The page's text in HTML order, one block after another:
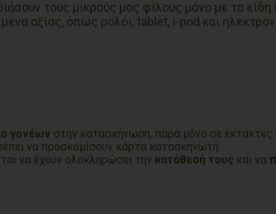
τους μικρούς μας φίλους μόνο με τα
αξίας, όπως ρολόι, tablet, i-pod και
γονέων στην κατασκήνωση, παρά μόνο σε έκτακτες
να προσκομίσουν κάρτα κατασκηνωτή.
να έχουν ολοκληρώσει την κατάθεσή τους και να